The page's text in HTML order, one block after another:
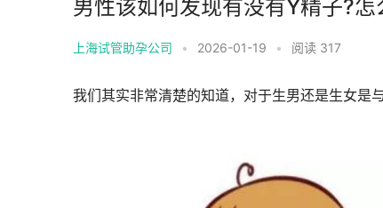
男性该如何发现有没有Y精子?怎
上海试管助孕公司 • 2026-01-19 • 阅读 317
我们其实非常清楚的知道，对于生男还是生女是